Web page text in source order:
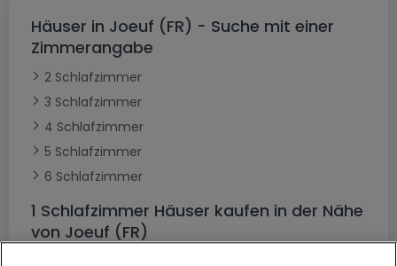
Häuser in Joeuf (FR) - Suche mit einer
Zimmerangabe
2 Schlafzimmer
3 Schlafzimmer
4 Schlafzimmer
5 Schlafzimmer
6 Schlafzimmer
1 Schlafzimmer Häuser kaufen in der Nähe
von Joeuf (FR)